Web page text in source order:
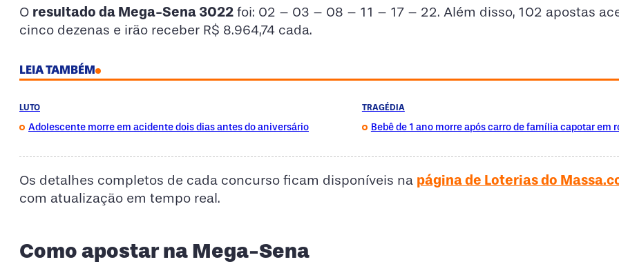
O resultado da Mega-Sena 3022 foi: 02 – 03 – 08 – 11 – 17 – 22. Além disso, 102 apostas
cinco dezenas e irão receber R$ 8.964,74 cada.
LEIA TAMBÉM
LUTO
Adolescente morre em acidente dois dias antes do aniversário
TRAGÉDIA
Bebê de 1 ano morre após carro de família capotar em
Os detalhes completos de cada concurso ficam disponíveis na página de Loterias do
com atualização em tempo real.
Como apostar na Mega-Sena